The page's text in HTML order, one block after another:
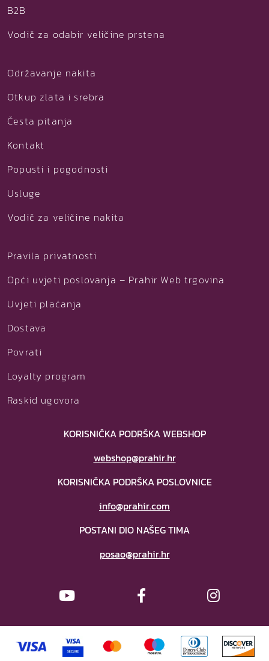
B2B
Vodič za odabir veličine prstena
Održavanje nakita
Otkup zlata i srebra
Česta pitanja
Kontakt
Popusti i pogodnosti
Usluge
Vodič za veličine nakita
Pravila privatnosti
Opći uvjeti poslovanja – Prahir Web trgovina
Uvjeti plaćanja
Dostava
Povrati
Loyalty program
Raskid ugovora
KORISNIČKA PODRŠKA WEBSHOP
webshop@prahir.hr
KORISNIČKA PODRŠKA POSLOVNICE
info@prahir.com
POSTANI DIO NAŠEG TIMA
posao@prahir.hr